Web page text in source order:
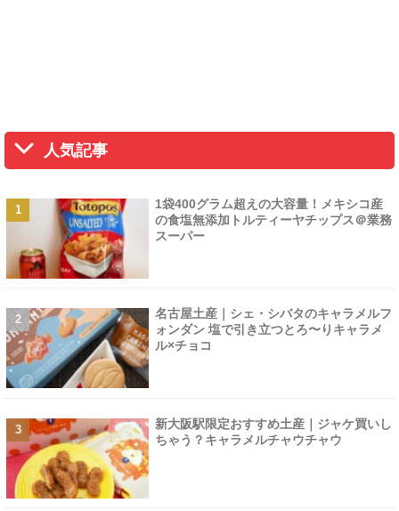
人気記事
1袋400グラム超えの大容量！メキシコ産
の食塩無添加トルティーヤチップス＠業務
スーパー
名古屋土産｜シェ・シバタのキャラメルフ
ォンダン 塩で引き立つとろ〜りキャラメ
ル×チョコ
新大阪駅限定おすすめ土産｜ジャケ買いし
ちゃう？キャラメルチャウチャウ